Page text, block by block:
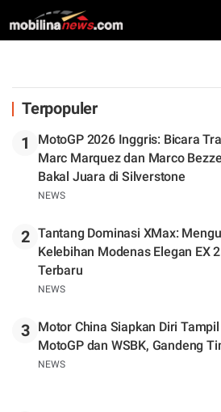
Silverstone. Seri Selanjutnya
Terpopuler
1
MotoGP 2026 Inggris: Bicara
Marc Marquez dan Marco
Bakal Juara di Silverstone
NEWS
2 Tantang Dominasi XMax:
Kelebihan Modenas Elegan EX
Terbaru
NEWS
3
Motor China Siapkan Diri Tampil
MotoGP dan WSBK, Gandeng
NEWS